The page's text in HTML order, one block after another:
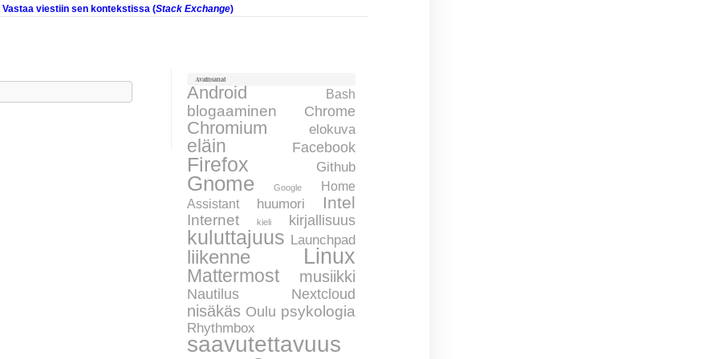
Vastaa viestiin sen kontekstissa (Stack Exchange)
Avainsanat
Android Bash
blogaaminen Chrome
Chromium elokuva
eläin Facebook
Firefox Github
Gnome Google
Home
Assistant
huumori Intel
Internet kieli kirjallisuus
kuluttajuus Launchpad
liikenne Linux
Mattermost musiikki
Nautilus Nextcloud
nisäkäs Oulu psykologia
Rhythmbox
saavutettavuus